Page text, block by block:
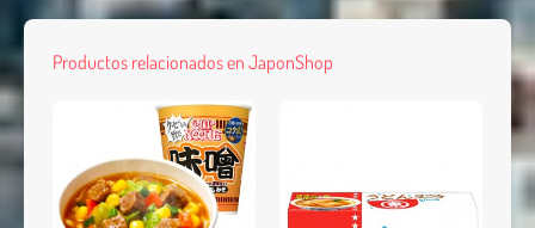
Productos relacionados en JaponShop